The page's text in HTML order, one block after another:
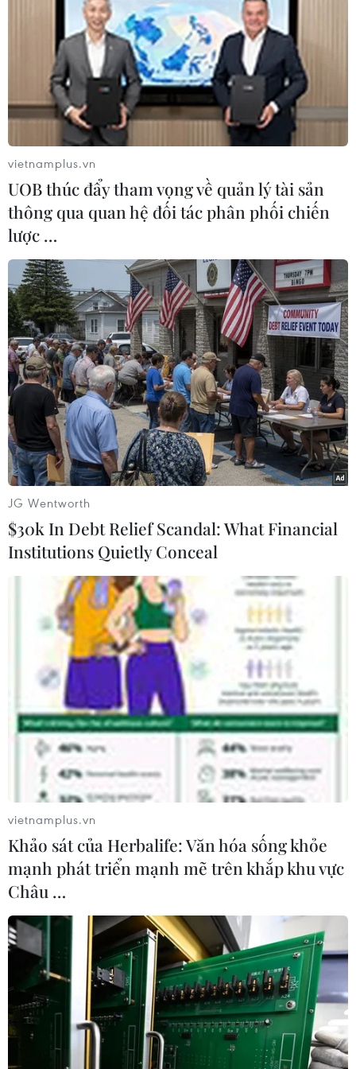
trường hợp hồi phục
16/02/2020 11:07
Đến 16 giờ 20 ngày 16/2, đã có 69.275 ca mắc bệnh
viêm đường hô hấp cấp do chủng mới của virus corona
(COVID-19) trên toàn thế giới, trong đó có 9.527 người
hồi phục và 1.669 người tử vong.
Đài Loan ghi nhận ca tử vong đầu tiên do
dịch COVID-19
16/02/2020 11:38
Đây là trường hợp tử vong thứ 5 trên thế giới, ngoài
Trung Quốc đại lục, liên quan đến dịch bệnh viêm
đường hô hấp cấp COVID-19 (nCoV).
vietnamplus.vn
UOB thúc đẩy tham vọng về quản lý tài sản
thông qua quan hệ đối tác phân phối chiến
lược …
JG Wentworth
$30k In Debt Relief Scandal: What Financial
Institutions Quietly Conceal
vietnamplus.vn
Khảo sát của Herbalife: Văn hóa sống khỏe
mạnh phát triển mạnh mẽ trên khắp khu vực
Châu …